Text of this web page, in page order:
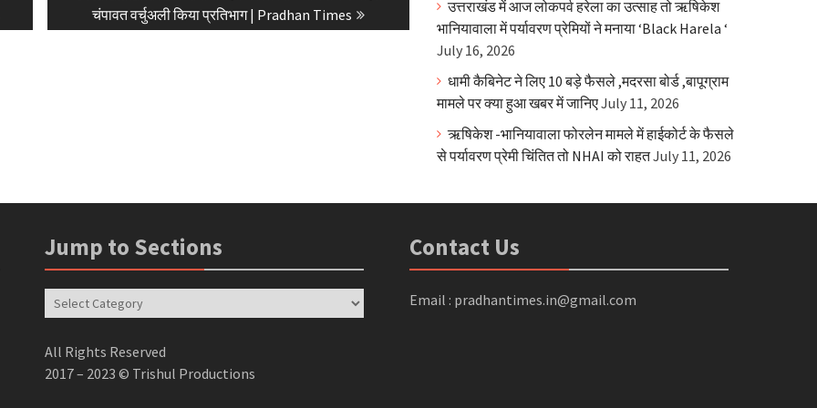
post:
चंपावत वर्चुअली किया प्रतिभाग | Pradhan Times
उत्तराखंड में आज लोकपर्व हरेला का उत्साह तो ऋषिकेश
भानियावाला में पर्यावरण प्रेमियों ने मनाया ‘Black Harela ‘
July 16, 2026
धामी कैबिनेट ने लिए 10 बड़े फैसले ,मदरसा बोर्ड ,बापूग्राम
मामले पर क्या हुआ खबर में जानिएJuly 11, 2026
ऋषिकेश -भानियावाला फोरलेन मामले में हाईकोर्ट के फैसले
से पर्यावरण प्रेमी चिंतित तो NHAI को राहतJuly 11, 2026
Jump to Sections
Jump
to
All Rights Reserved
2017 – 2023 © Trishul Productions
Contact Us
Email : pradhantimes.in@gmail.com